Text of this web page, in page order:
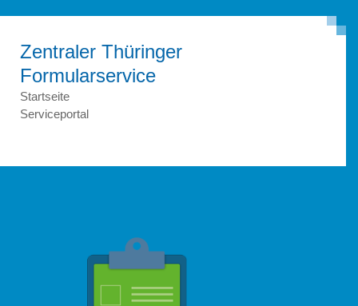
Zentraler Thüringer
Formular­service
Startseite
Serviceportal